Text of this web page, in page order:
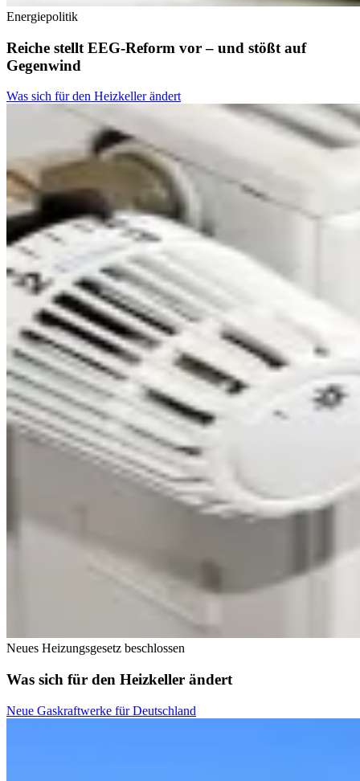
Energiepolitik
Reiche stellt EEG-Reform vor – und stößt auf
Gegenwind
Was sich für den Heizkeller ändert
Neues Heizungsgesetz beschlossen
Was sich für den Heizkeller ändert
Neue Gaskraftwerke für Deutschland